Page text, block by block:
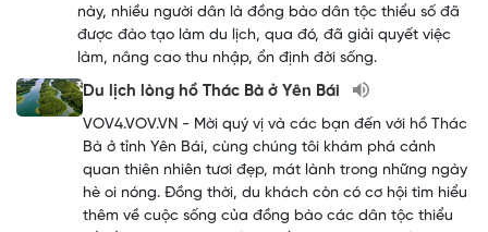
này, nhiều người dân là đồng bào dân tộc thiểu số đã
được đào tạo làm du lịch, qua đó, đã giải quyết việc
làm, nâng cao thu nhập, ổn định đời sống.
Du lịch lòng hồ Thác Bà ở Yên Bái
VOV4.VOV.VN - Mời quý vị và các bạn đến với hồ Thác
Bà ở tỉnh Yên Bái, cùng chúng tôi khám phá cảnh
quan thiên nhiên tươi đẹp, mát lành trong những ngày
hè oi nóng. Đồng thời, du khách còn có cơ hội tìm hiểu
thêm về cuộc sống của đồng bào các dân tộc thiểu